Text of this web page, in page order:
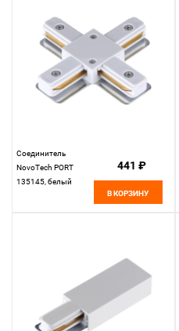
Соединитель
NovoTech PORT
135145, белый
441 ₽
В КОРЗИНУ